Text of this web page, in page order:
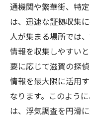
通機関や繁華街、特
は、迅速な証拠収集
人が集まる場所では
情報を収集しやすい
要に応じて滋賀の探
情報を最大限に活用
なります。このよう
は、浮気調査を円滑